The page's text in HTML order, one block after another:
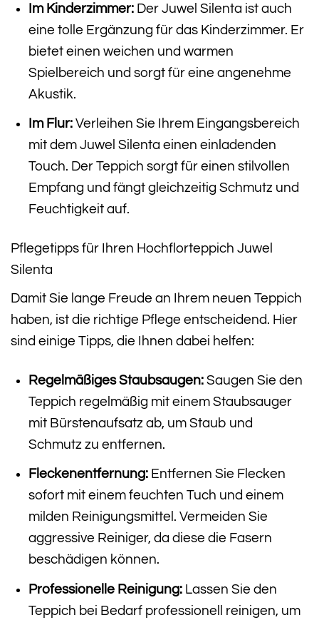
Im Kinderzimmer:Der Juwel Silenta ist auch
eine tolle Ergänzung für das Kinderzimmer. Er
bietet einen weichen und warmen
Spielbereich und sorgt für eine angenehme
Akustik.
Im Flur:Verleihen Sie Ihrem Eingangsbereich
mit dem Juwel Silenta einen einladenden
Touch. Der Teppich sorgt für einen stilvollen
Empfang und fängt gleichzeitig Schmutz und
Feuchtigkeit auf.
Pflegetipps für Ihren Hochflorteppich Juwel
Silenta
Damit Sie lange Freude an Ihrem neuen Teppich
haben, ist die richtige Pflege entscheidend. Hier
sind einige Tipps, die Ihnen dabei helfen:
Regelmäßiges Staubsaugen:Saugen Sie den
Teppich regelmäßig mit einem Staubsauger
mit Bürstenaufsatz ab, um Staub und
Schmutz zu entfernen.
Fleckenentfernung:Entfernen Sie Flecken
sofort mit einem feuchten Tuch und einem
milden Reinigungsmittel. Vermeiden Sie
aggressive Reiniger, da diese die Fasern
beschädigen können.
Professionelle Reinigung:Lassen Sie den
Teppich bei Bedarf professionell reinigen, um